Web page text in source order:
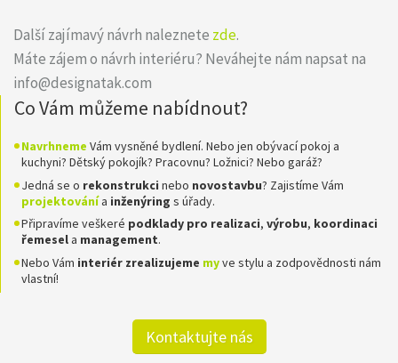
Další zajímavý návrh naleznete zde.
Máte zájem o návrh interiéru? Neváhejte nám napsat na
info@designatak.com
Co Vám můžeme nabídnout?
Navrhneme Vám vysněné bydlení. Nebo jen obývací pokoj a
kuchyni? Dětský pokojík? Pracovnu? Ložnici? Nebo garáž?
Jedná se o rekonstrukci nebo novostavbu? Zajistíme Vám
projektovánía inženýring s úřady.
Připravíme veškeré podklady pro realizaci, výrobu, koordinaci
řemesela management.
Nebo Vám interiér zrealizujeme myve stylu a zodpovědnosti nám
vlastní!
Kontaktujte nás